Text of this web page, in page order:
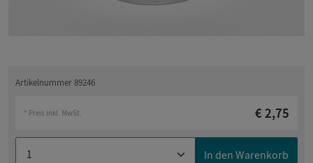
Artikelnummer 89246
* Preis inkl. MwSt. € 2,75
In den Warenkorb